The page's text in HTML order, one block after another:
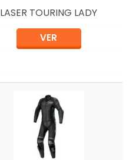
LASER TOURING LADY
VER